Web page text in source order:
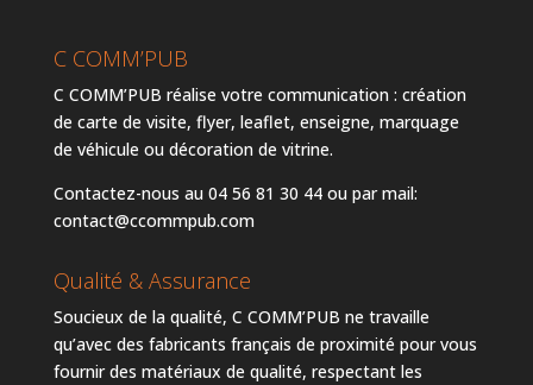
C COMM’PUB
C COMM’PUB réalise votre communication : création
de carte de visite, flyer, leaflet, enseigne, marquage
de véhicule ou décoration de vitrine.
Contactez-nous au 04 56 81 30 44 ou par mail:
contact@ccommpub.com
Qualité & Assurance
Soucieux de la qualité, C COMM’PUB ne travaille
qu’avec des fabricants français de proximité pour vous
fournir des matériaux de qualité, respectant les